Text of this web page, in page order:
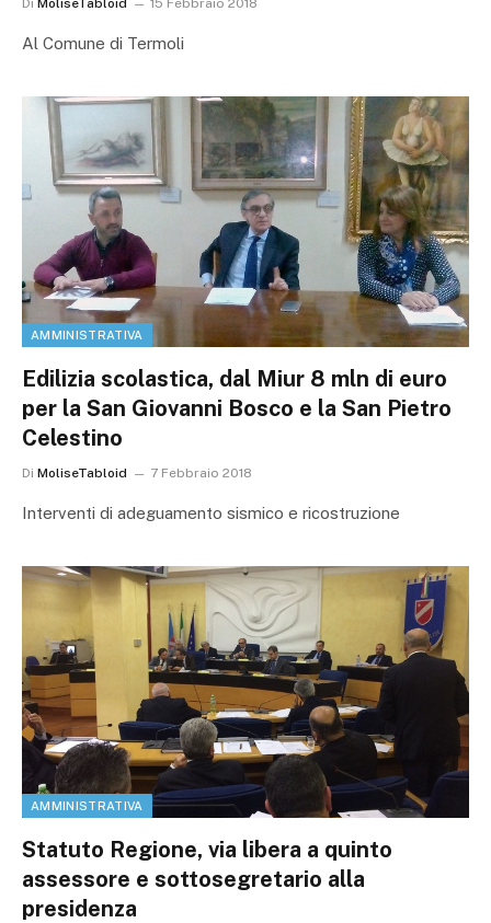
Di MoliseTabloid 15 Febbraio 2018
Al Comune di Termoli
AMMINISTRATIVA
Edilizia scolastica, dal Miur 8 mln di euro
per la San Giovanni Bosco e la San Pietro
Celestino
Di MoliseTabloid 7 Febbraio 2018
Interventi di adeguamento sismico e ricostruzione
AMMINISTRATIVA
Statuto Regione, via libera a quinto
assessore e sottosegretario alla
presidenza